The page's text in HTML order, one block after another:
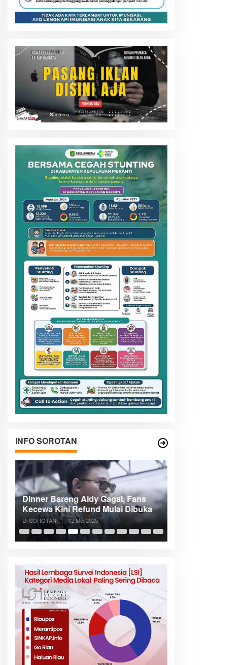
INFO SOROTAN
Dinner Bareng Aldy Gagal, Fans
Kecewa Kini Refund Mulai Dibuka
Di SOROTAN | 12 Mei 2025